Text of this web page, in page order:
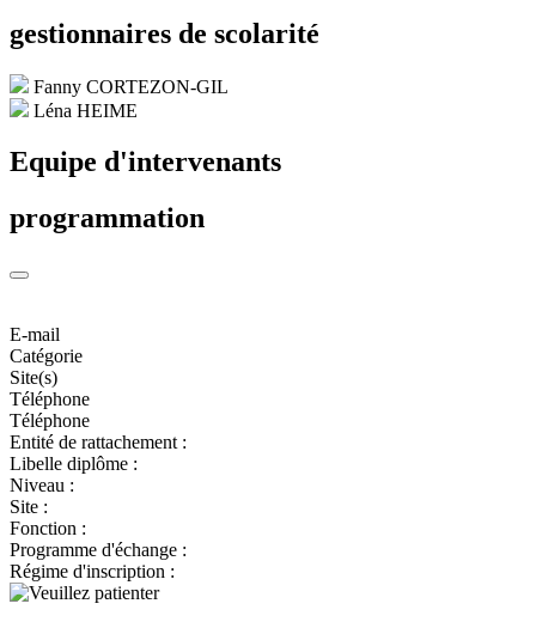
gestionnaires de scolarité
Fanny CORTEZON-GIL
Léna HEIME
Equipe d'intervenants
programmation
E-mail
Catégorie
Site(s)
Téléphone
Téléphone
Entité de rattachement :
Libelle diplôme :
Niveau :
Site :
Fonction :
Programme d'échange :
Régime d'inscription :